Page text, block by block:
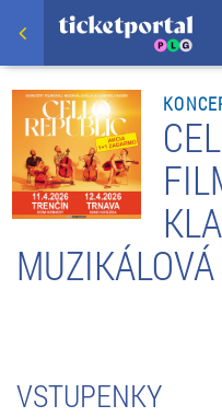
VSTUPENKY